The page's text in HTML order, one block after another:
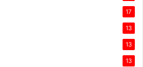
17
13
13
13